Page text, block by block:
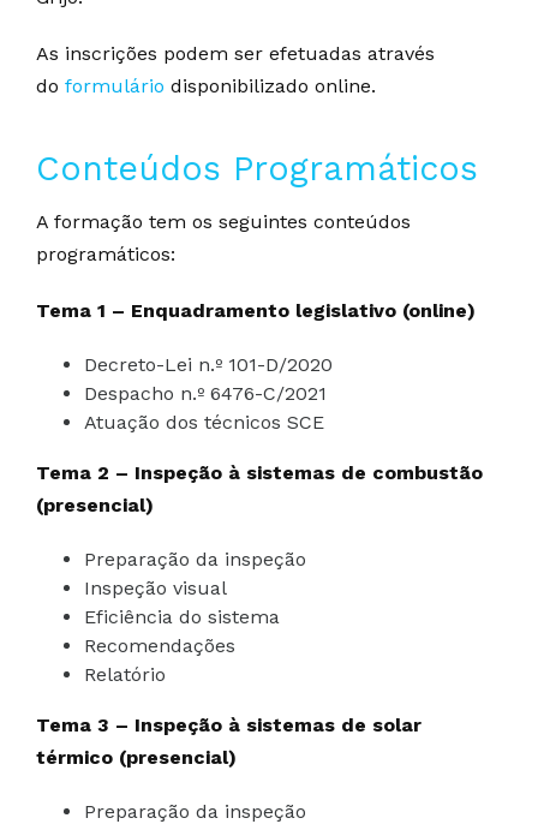
As inscrições podem ser efetuadas através
do formulário disponibilizado online.
Conteúdos Programáticos
A formação tem os seguintes conteúdos
programáticos:
Tema 1 – Enquadramento legislativo (online)
Decreto-Lei n.º 101-D/2020
Despacho n.º 6476-C/2021
Atuação dos técnicos SCE
Tema 2 – Inspeção à sistemas de combustão
(presencial)
Preparação da inspeção
Inspeção visual
Eficiência do sistema
Recomendações
Relatório
Tema 3 – Inspeção à sistemas de solar
térmico (presencial)
Preparação da inspeção